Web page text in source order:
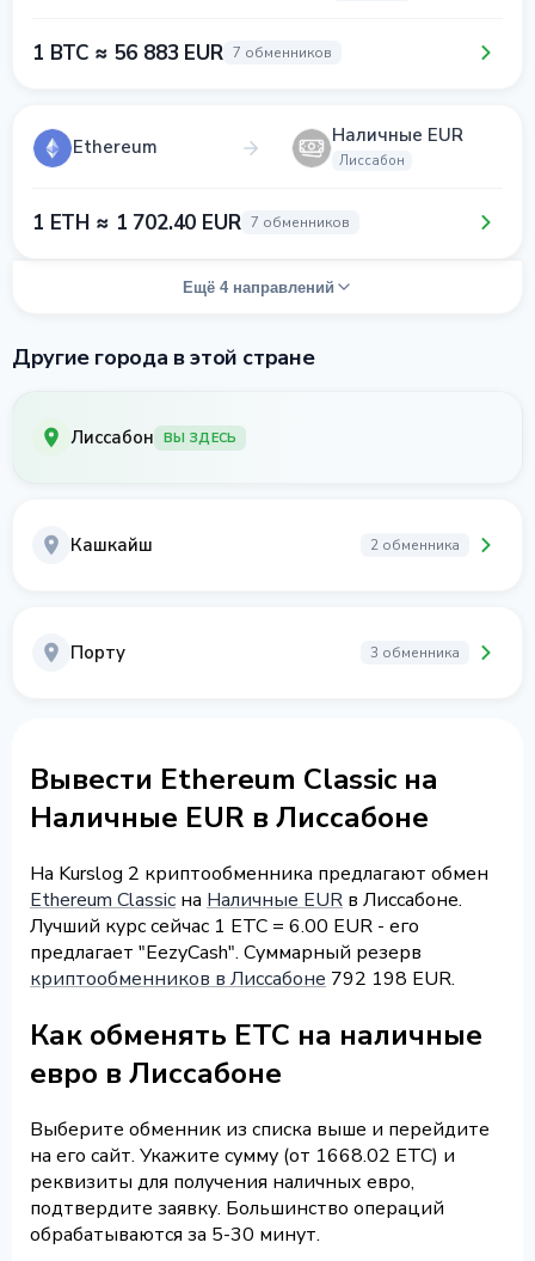
1 BTC ≈ 56 883 EUR 7 обменников
Ethereum Наличные EUR
Лиссабон
1 ETH ≈ 1 702.40 EUR 7 обменников
Ещё 4 направлений
Другие города в этой стране
Лиссабон ВЫ ЗДЕСЬ
Кашкайш 2 обменника
Порту 3 обменника
Вывести Ethereum Classic на
Наличные EUR в Лиссабоне
На Kurslog 2 криптообменника предлагают обмен
Ethereum Classic на Наличные EUR в Лиссабоне.
Лучший курс сейчас 1 ETC = 6.00 EUR - его
предлагает "EezyCash". Суммарный резерв
криптообменников в Лиссабоне 792 198 EUR.
Как обменять ETC на наличные
евро в Лиссабоне
Выберите обменник из списка выше и перейдите
на его сайт. Укажите сумму (от 1668.02 ETC) и
реквизиты для получения наличных евро,
подтвердите заявку. Большинство операций
обрабатываются за 5-30 минут.